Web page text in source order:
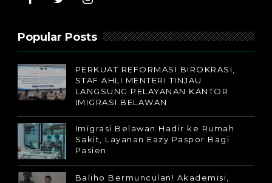
Popular Posts
PERKUAT REFORMASI BIROKRASI,
STAF AHLI MENTERI TINJAU
LANGSUNG PELAYANAN KANTOR
IMIGRASI BELAWAN
Imigrasi Belawan Hadir ke Rumah
Sakit, Layanan Eazy Paspor Bagi
Pasien
Baliho Bermunculan! Akademisi,